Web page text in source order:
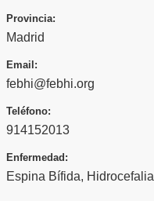
Provincia:
Madrid
Email:
febhi@febhi.org
Teléfono:
914152013
Enfermedad:
Espina Bífida, Hidrocefalia